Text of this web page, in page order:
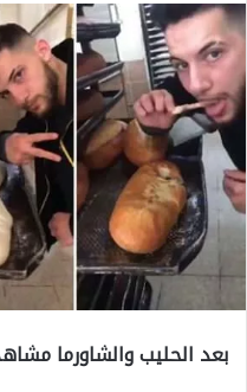
بعد الحليب والشاورما